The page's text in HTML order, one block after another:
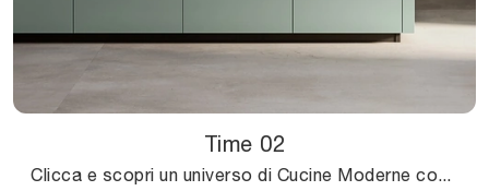
Time 02
Clicca e scopri un universo di Cucine Moderne con isola: la cucina Time 02 Arredo3 in laccato lucido ti sta aspettando!